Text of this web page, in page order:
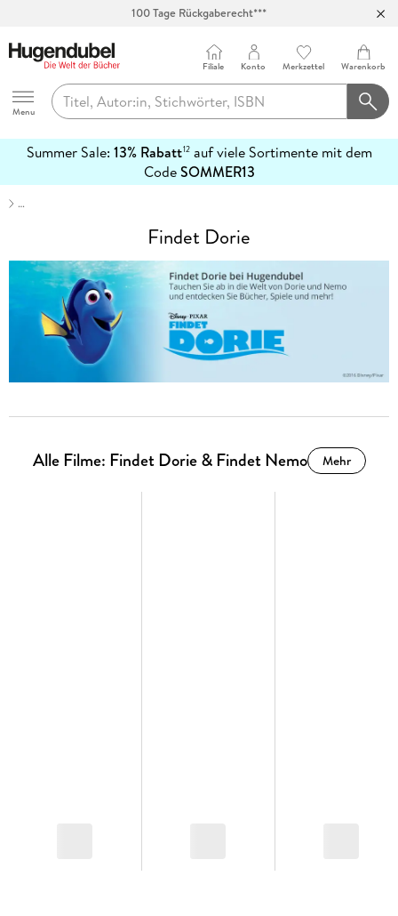
100 Tage Rückgaberecht***
Hugendubel
Menu
Filiale Konto Merkzettel Warenkorb
Summer Sale: 13% Rabatt12auf viele Sortimente mit dem
CodeSOMMER13
erfahren
…
Findet Dorie
Alle Filme: Findet Dorie & Findet Nemo Mehr